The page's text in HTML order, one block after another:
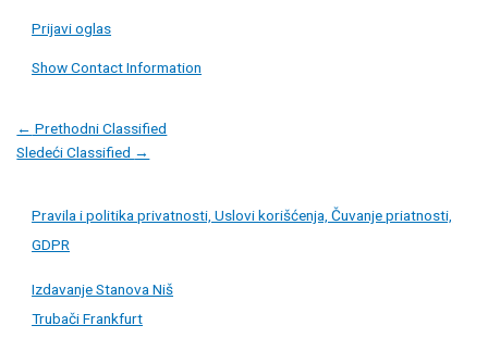
Prijavi oglas
Show Contact Information
Post
navigation
← Prethodni Classified
Sledeći Classified →
Pravila i politika privatnosti, Uslovi korišćenja, Čuvanje priatnosti,
GDPR
Izdavanje Stanova Niš
Trubači Frankfurt